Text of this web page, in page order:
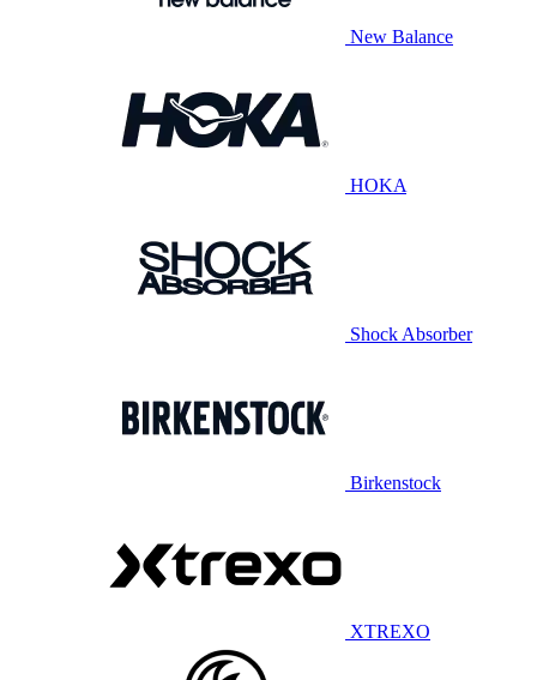
New Balance
HOKA
Shock Absorber
Birkenstock
XTREXO